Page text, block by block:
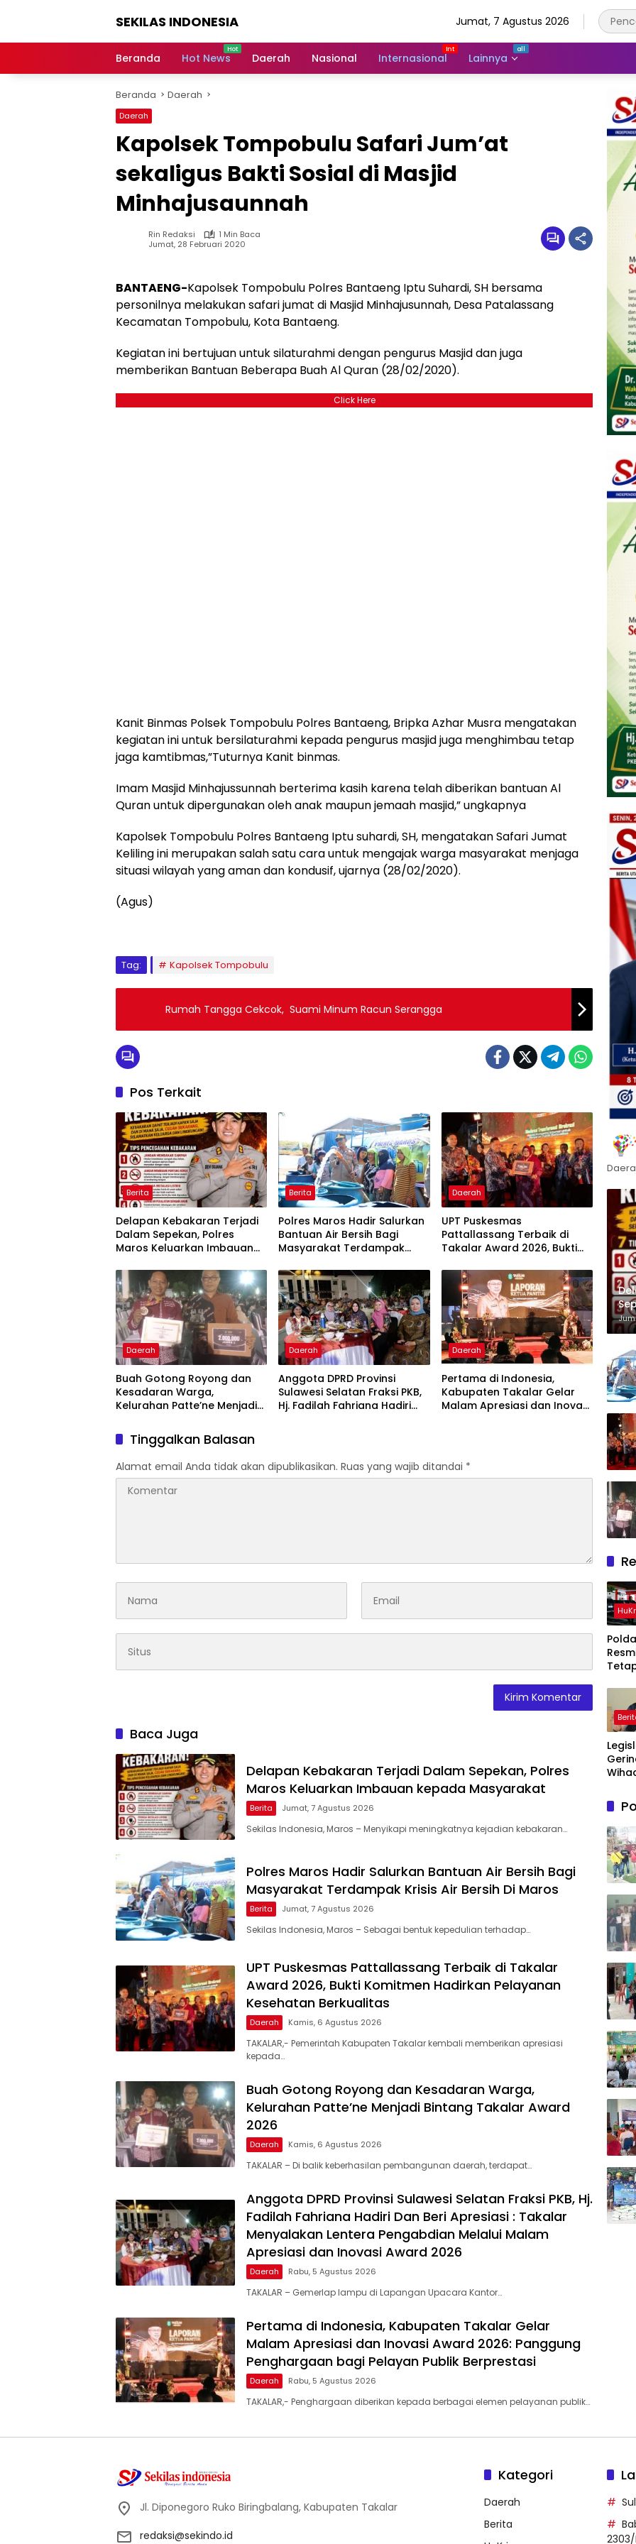
SEKILAS INDONESIA
Terkini,
Latest
World,
Headlines,
News
Jumat, 7 Agustus 2026
Beranda Hot News Daerah Nasional Internasional Lainnya
Beranda Daerah
Daerah
Kapolsek Tompobulu Safari Jum’at
sekaligus Bakti Sosial di Masjid
Minhajusaunnah
Rin Redaksi
1 Min Baca
Jumat, 28 Februari 2020
BANTAENG-Kapolsek Tompobulu Polres Bantaeng Iptu Suhardi, SH bersama
personilnya melakukan safari jumat di Masjid Minhajusunnah, Desa Patalassang
Kecamatan Tompobulu, Kota Bantaeng.
Kegiatan ini bertujuan untuk silaturahmi dengan pengurus Masjid dan juga
memberikan Bantuan Beberapa Buah Al Quran (28/02/2020).
Click Here
Kanit Binmas Polsek Tompobulu Polres Bantaeng, Bripka Azhar Musra mengatakan
kegiatan ini untuk bersilaturahmi kepada pengurus masjid juga menghimbau tetap
jaga kamtibmas,”Tuturnya Kanit binmas.
Imam Masjid Minhajussunnah berterima kasih karena telah diberikan bantuan Al
Quran untuk dipergunakan oleh anak maupun jemaah masjid,” ungkapnya
Kapolsek Tompobulu Polres Bantaeng Iptu suhardi, SH, mengatakan Safari Jumat
Keliling ini merupakan salah satu cara untuk mengajak warga masyarakat menjaga
situasi wilayah yang aman dan kondusif, ujarnya (28/02/2020).
(Agus)
Tag: Kapolsek Tompobulu
Rumah Tangga Cekcok, Suami Minum Racun Serangga
Pos Terkait
Berita
Delapan Kebakaran Terjadi
Dalam Sepekan, Polres
Maros Keluarkan Imbauan
Berita
Polres Maros Hadir Salurkan
Bantuan Air Bersih Bagi
Masyarakat Terdampak
Daerah
UPT Puskesmas
Pattallassang Terbaik di
Takalar Award 2026, Bukti
Pelayanan Kesehatan
Berkualitas
Daerah
Buah Gotong Royong dan
Kesadaran Warga,
Kelurahan Patte’ne Menjadi
Daerah
Anggota DPRD Provinsi
Sulawesi Selatan Fraksi PKB,
Hj. Fadilah Fahriana Hadiri
Apresiasi dan Inovasi Award
2026
Daerah
Pertama di Indonesia,
Kabupaten Takalar Gelar
Malam Apresiasi dan Inovasi
Tinggalkan Balasan
Alamat email Anda tidak akan dipublikasikan. Ruas yang wajib ditandai *
Baca Juga
Delapan Kebakaran Terjadi Dalam Sepekan, Polres
Maros Keluarkan Imbauan kepada Masyarakat
Berita Jumat, 7 Agustus 2026
Sekilas Indonesia, Maros – Menyikapi meningkatnya kejadian kebakaran…
Polres Maros Hadir Salurkan Bantuan Air Bersih Bagi
Masyarakat Terdampak Krisis Air Bersih Di Maros
Berita Jumat, 7 Agustus 2026
Sekilas Indonesia, Maros – Sebagai bentuk kepedulian terhadap…
UPT Puskesmas Pattallassang Terbaik di Takalar
Award 2026, Bukti Komitmen Hadirkan Pelayanan
Kesehatan Berkualitas
Daerah Kamis, 6 Agustus 2026
TAKALAR,- Pemerintah Kabupaten Takalar kembali memberikan apresiasi
kepada…
Buah Gotong Royong dan Kesadaran Warga,
Kelurahan Patte’ne Menjadi Bintang Takalar Award
2026
Daerah Kamis, 6 Agustus 2026
TAKALAR – Di balik keberhasilan pembangunan daerah, terdapat…
Anggota DPRD Provinsi Sulawesi Selatan Fraksi PKB, Hj.
Fadilah Fahriana Hadiri Dan Beri Apresiasi : Takalar
Menyalakan Lentera Pengabdian Melalui Malam
Apresiasi dan Inovasi Award 2026
Daerah Rabu, 5 Agustus 2026
TAKALAR – Gemerlap lampu di Lapangan Upacara Kantor…
Pertama di Indonesia, Kabupaten Takalar Gelar
Malam Apresiasi dan Inovasi Award 2026: Panggung
Penghargaan bagi Pelayan Publik Berprestasi
Daerah Rabu, 5 Agustus 2026
TAKALAR,- Penghargaan diberikan kepada berbagai elemen pelayanan publik…
Ton
Di
Awasi
agar
Jl. Diponegoro Ruko Biringbalang, Kabupaten Takalar
redaksi@sekindo.id
Kategori
Daerah
Berita